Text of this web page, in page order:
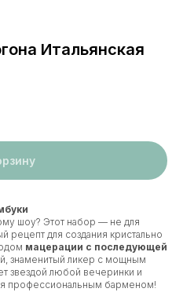
Итальянская
шоу? Этот набор — не для
рецепт для создания кристально
мацерации с последующей
знаменитый ликер с мощным
звездой любой вечеринки и
профессиональным барменом!